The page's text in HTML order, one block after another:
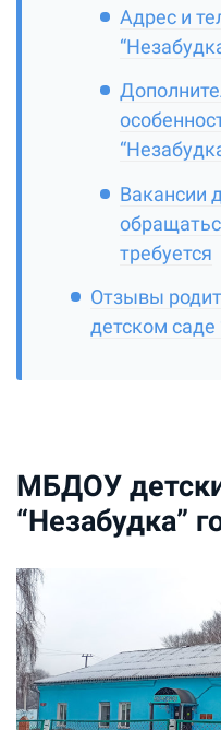
Адрес и
Вакансии
требуется
Отзывы
детском саде
МБДОУ
“Незабудка”